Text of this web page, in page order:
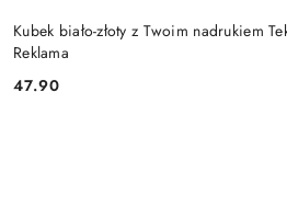
Kubek biało-złoty z Twoim nadrukiem
Reklama
Cena:
47.90